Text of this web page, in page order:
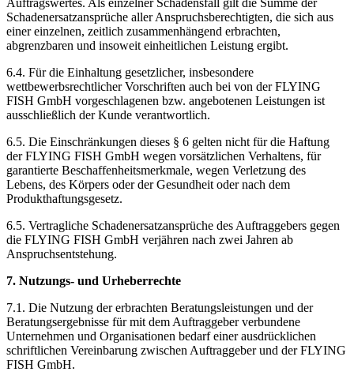
Schadenersatzansprüche aller Anspruchsberechtigten, die sich aus
einer einzelnen, zeitlich zusammenhängend erbrachten,
abgrenzbaren und insoweit einheitlichen Leistung ergibt.
6.4. Für die Einhaltung gesetzlicher, insbesondere
wettbewerbsrechtlicher Vorschriften auch bei von der FLYING
FISH GmbH vorgeschlagenen bzw. angebotenen Leistungen ist
ausschließlich der Kunde verantwortlich.
6.5. Die Einschränkungen dieses § 6 gelten nicht für die Haftung
der FLYING FISH GmbH wegen vorsätzlichen Verhaltens, für
garantierte Beschaffenheitsmerkmale, wegen Verletzung des
Lebens, des Körpers oder der Gesundheit oder nach dem
Produkthaftungsgesetz.
6.5. Vertragliche Schadenersatzansprüche des Auftraggebers gegen
die FLYING FISH GmbH verjähren nach zwei Jahren ab
Anspruchsentstehung.
7. Nutzungs- und Urheberrechte
7.1. Die Nutzung der erbrachten Beratungsleistungen und der
Beratungsergebnisse für mit dem Auftraggeber verbundene
Unternehmen und Organisationen bedarf einer ausdrücklichen
schriftlichen Vereinbarung zwischen Auftraggeber und der FLYING
FISH GmbH.